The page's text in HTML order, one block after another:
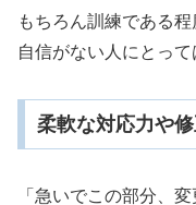
もちろん訓練である
自信がない人にとっ
柔軟な対応力や
「急いでこの部分、